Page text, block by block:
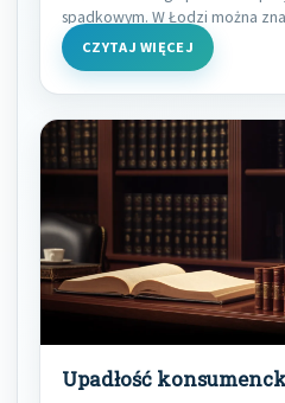
spadkowym. W Łodzi można
CZYTAJ WIĘCEJ
Upadłość